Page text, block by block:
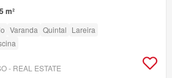
m²
Varanda Quintal Lareira
- REAL ESTATE